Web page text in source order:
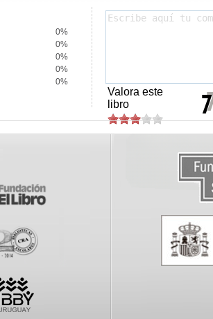
0%
0%
0%
0%
0%
Valora este
libro